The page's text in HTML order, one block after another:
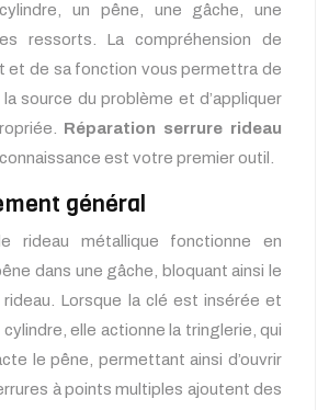
un pêne, une gâche, une
ressorts. La compréhension de
et de sa fonction vous permettra de
source du problème et d’appliquer
Réparation serrure rideau
est votre premier outil.
général
rideau métallique fonctionne en
dans une gâche, bloquant ainsi le
Lorsque la clé est insérée et
elle actionne la tringlerie, qui
le pêne, permettant ainsi d’ouvrir
à points multiples ajoutent des